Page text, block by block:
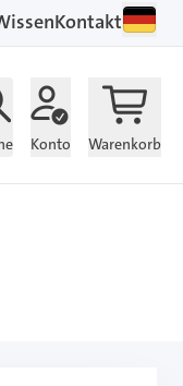
Kontakt
Konto Warenkorb